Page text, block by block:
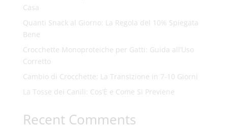
Casa
Quanti Snack al Giorno: La Regola del 10% Spiegata
Bene
Crocchette Monoproteiche per Gatti: Guida all’Uso
Corretto
Cambio di Crocchette: La Transizione in 7-10 Giorni
La Tosse dei Canili: Cos’È e Come Si Previene
Recent Comments